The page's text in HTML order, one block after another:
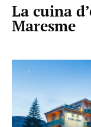
La cuina
Maresme